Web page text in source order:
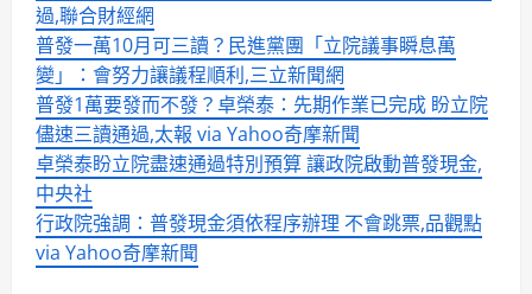
過,聯合財經網
普發一萬10月可三讀？民進黨團「立院議事瞬息萬
變」：會努力讓議程順利,三立新聞網
普發1萬要發而不發？卓榮泰：先期作業已完成 盼立院
儘速三讀通過,太報 via Yahoo奇摩新聞
卓榮泰盼立院盡速通過特別預算 讓政院啟動普發現金,
中央社
行政院強調：普發現金須依程序辦理 不會跳票,品觀點
via Yahoo奇摩新聞